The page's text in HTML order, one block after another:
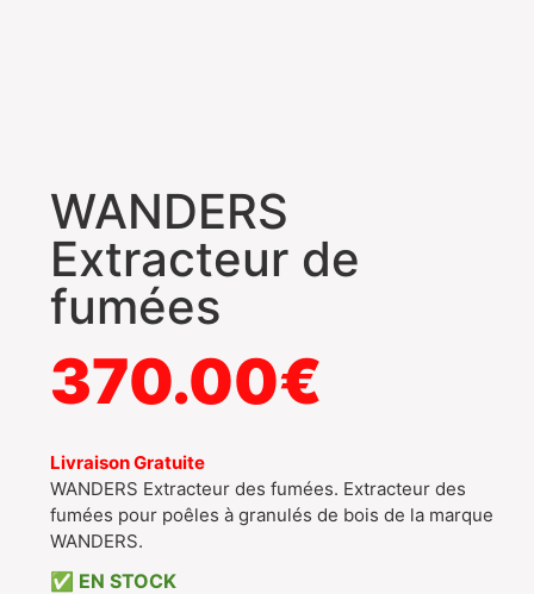
WANDERS
Extracteur de
fumées
370.00€
Livraison Gratuite
WANDERS Extracteur des fumées. Extracteur des
fumées pour poêles à granulés de bois de la marque
WANDERS.
EN STOCK